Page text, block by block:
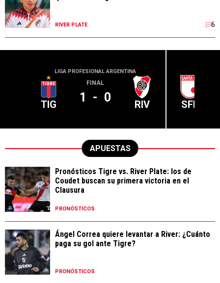
RIVER PLATE 6
LIGA PROFESIONAL ARGENTINA
TIG
FINAL
1 - 0 RIV SFE
APUESTAS
Pronósticos Tigre vs. River Plate: los de
Coudet buscan su primera victoria en el
Clausura
PRONÓSTICOS
Ángel Correa quiere levantar a River: ¿Cuánto
paga su gol ante Tigre?
PRONÓSTICOS